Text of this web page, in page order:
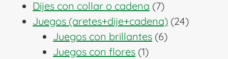
productos
Dijes con collar o cadena 77
productos
Juegos (aretes+dije+cadena) 2424
Juegos con brillantes 66
Juegos con flores 11